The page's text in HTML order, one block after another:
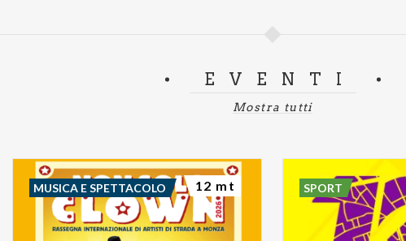
Biblioteca dei Ragazzi - Piazza Trento e Trieste
sabato 10 gennaio 2026 | ore 10.30
MILANO - CEDERNA - CORTINA. BRRR CHE FREDDO!
EVENTI
Mostra tutti
MUSICA E SPETTACOLO 12 mt SPORT